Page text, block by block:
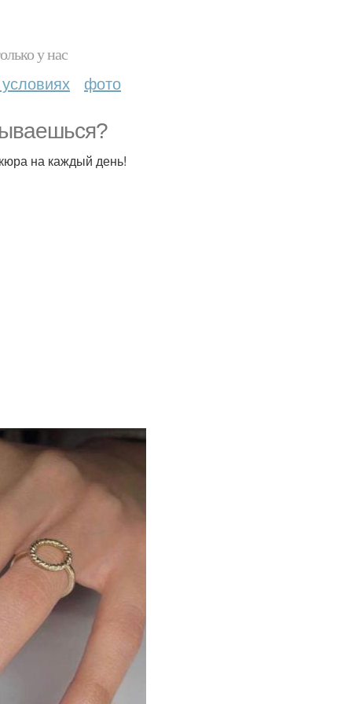
у нас
фото
на каждый день!